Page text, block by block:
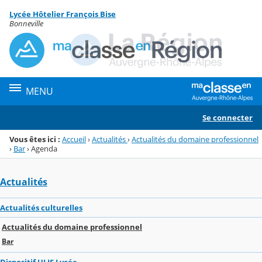
Menu de la rubrique
Contenu
Lycée Hôtelier François Bise
Bonneville
MENU
Se connecter
Vous êtes ici : Accueil›Actualités›Actualités du domaine professionnel
› Bar›Agenda
Actualités
Actualités culturelles
Actualités du domaine professionnel
Bar